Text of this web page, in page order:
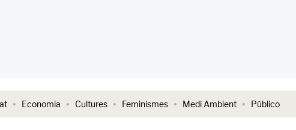
Economia Cultures Feminismes Medi Ambient Público